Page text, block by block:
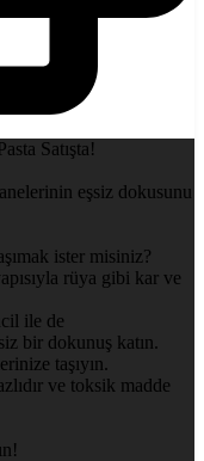
Satışta!
eşsiz dokusunu
ister misiniz?
rüya gibi kar ve
ile de
bir dokunuş katın.
taşıyın.
ve toksik madde